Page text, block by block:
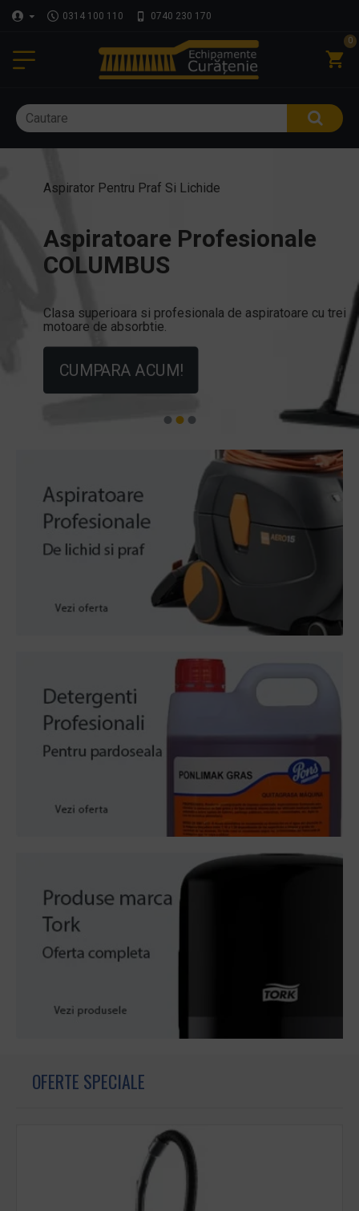
0314 100 110 0740 230 170
0
Aspirator Pentru Praf Si Lichide
Aspiratoare Profesionale
COLUMBUS
Clasa superioara si profesionala de aspiratoare cu trei
motoare de absorbtie.
CUMPARA ACUM!
OFERTE SPECIALE